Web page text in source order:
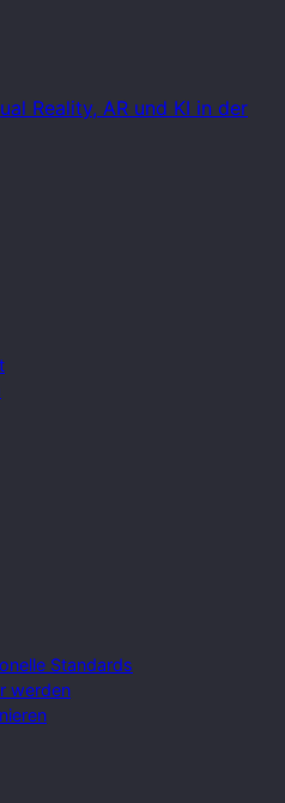
Reality, AR und KI in der
Standards
werden